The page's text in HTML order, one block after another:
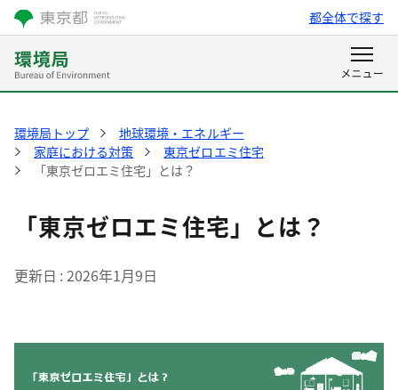
都全体で探す
環境局トップ
地球環境・エネルギー
家庭における対策
東京ゼロエミ住宅
「東京ゼロエミ住宅」とは？
「東京ゼロエミ住宅」とは？
更新日 2026年1月9日